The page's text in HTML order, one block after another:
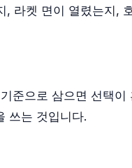
라켓 면이 열렸는지,
준으로 삼으면 선택이
쓰는 것입니다.